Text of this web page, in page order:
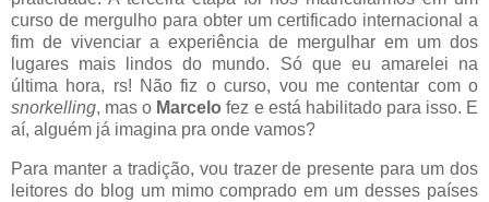
curso de mergulho para obter um certificado internacional a
fim de vivenciar a experiência de mergulhar em um dos
lugares mais lindos do mundo. Só que eu amarelei na
última hora, rs! Não fiz o curso, vou me contentar com o
snorkelling, mas o Marcelo fez e está habilitado para isso. E
aí, alguém já imagina pra onde vamos?
Para manter a tradição, vou trazer de presente para um dos
leitores do blog um mimo comprado em um desses países